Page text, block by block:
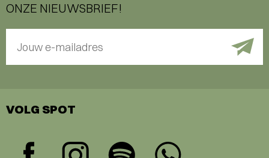
ONZE NIEUWSBRIEF!
Jouw e-mailadres
VOLG SPOT